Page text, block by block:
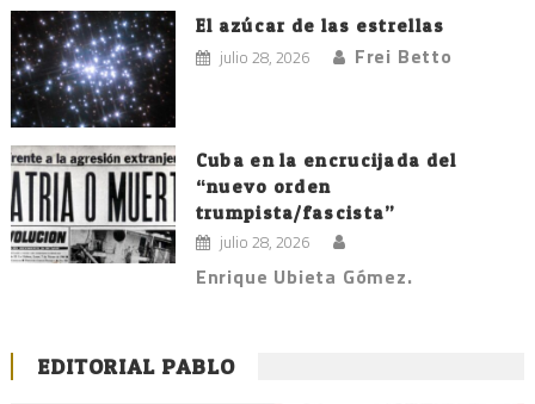
El azúcar de las estrellas
julio 28, 2026 Frei Betto
Cuba en la encrucijada del
“nuevo orden
trumpista/fascista”
julio 28, 2026
Enrique Ubieta Gómez.
EDITORIAL PABLO